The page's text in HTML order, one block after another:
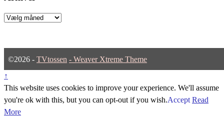
Arkiver
©2026 - TVtossen - Weaver Xtreme Theme
↑
This website uses cookies to improve your experience. We'll assume
you're ok with this, but you can opt-out if you wish.Accept Read
More